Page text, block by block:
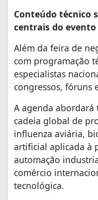
Conteúdo técnico
centrais do evento
Além da feira de
com programação
especialistas
congressos, fóruns
A agenda abordará
cadeia global de
influenza aviária,
artificial aplicada à
automação
comércio
tecnológica.